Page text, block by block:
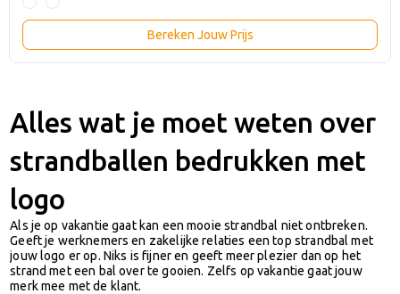
Bereken Jouw Prijs
Alles wat je moet weten over
strandballen bedrukken met
logo
Als je op vakantie gaat kan een mooie strandbal niet ontbreken.
Geeft je werknemers en zakelijke relaties een top strandbal met
jouw logo er op. Niks is fijner en geeft meer plezier dan op het
strand met een bal over te gooien. Zelfs op vakantie gaat jouw
merk mee met de klant.